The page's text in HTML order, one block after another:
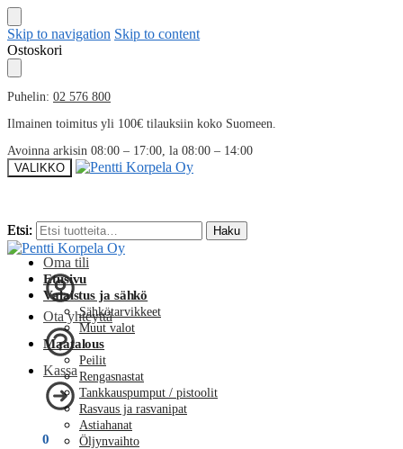
Skip to navigation Skip to content
Ostoskori
Puhelin: 02 576 800
Ilmainen toimitus yli 100€ tilauksiin koko Suomeen.
Avoinna arkisin 08:00 – 17:00, la 08:00 – 14:00
VALIKKO
Etsi: Haku
Oma tili
Ota yhteyttä
Kassa
0
Etsi: Haku
Etusivu
Valaistus ja sähkö
Sähkötarvikkeet
Muut valot
Maatalous
Peilit
Rengasnastat
Tankkauspumput / pistoolit
Rasvaus ja rasvanipat
Astiahanat
Öljynvaihto